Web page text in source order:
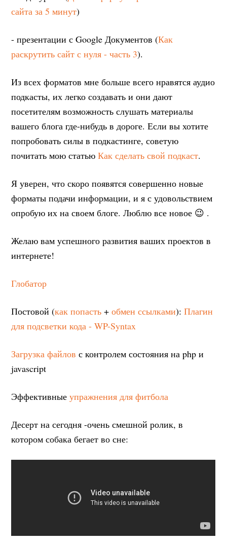
сайта за 5 минут)
- презентации с Google Документов (Как
раскрутить сайт с нуля - часть 3).
Из всех форматов мне больше всего нравятся аудио
подкасты, их легко создавать и они дают
посетителям возможность слушать материалы
вашего блога где-нибудь в дороге. Если вы хотите
попробовать силы в подкастинге, советую
почитать мою статьюКак сделать свой подкаст.
Я уверен, что скоро появятся совершенно новые
форматы подачи информации, и я с удовольствием
опробую их на своем блоге. Люблю все новое 😉 .
Желаю вам успешного развития ваших проектов в
интернете!
Глобатор
Постовой (как попасть +обмен ссылками):Плагин
для подсветки кода - WP-Syntax
Загрузка файлов с контролем состояния на php и
javascript
Эффективныеупражнения для фитбола
Десерт на сегодня -очень смешной ролик, в
котором собака бегает во сне: